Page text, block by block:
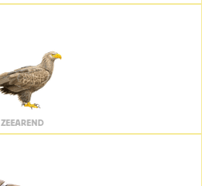
ZEEAREND